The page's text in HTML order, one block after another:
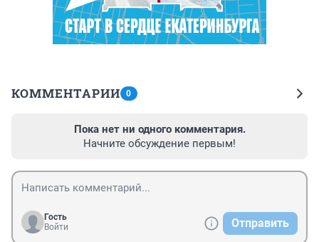
КОММЕНТАРИИ 0
Пока нет ни одного комментария.
Начните обсуждение первым!
Гость
Войти
Отправить